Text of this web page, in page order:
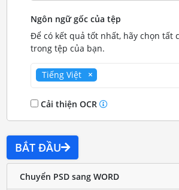
Ngôn ngữ gốc của tệp
Để có kết quả tốt nhất, hãy chọn tất
trong tệp của bạn.
Tiếng Việt
Cải thiện OCR
BẮT ĐẦU
Chuyển PSD sang WORD